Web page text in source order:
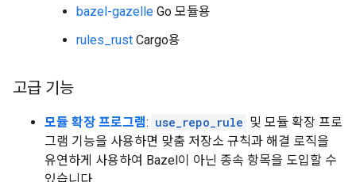
bazel-gazelle Go 모듈용
rules_rust Cargo용
고급 기능
모듈 확장 프로그램: use_repo_rule 및 모듈 확장 프로
그램 기능을 사용하면 맞춤 저장소 규칙과 해결 로직을
유연하게 사용하여 Bazel이 아닌 종속 항목을 도입할 수